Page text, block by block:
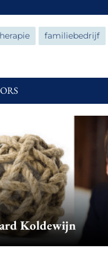
familiebedrijf
Koldewijn